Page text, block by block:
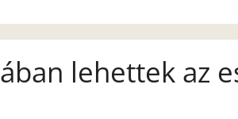
lehettek az